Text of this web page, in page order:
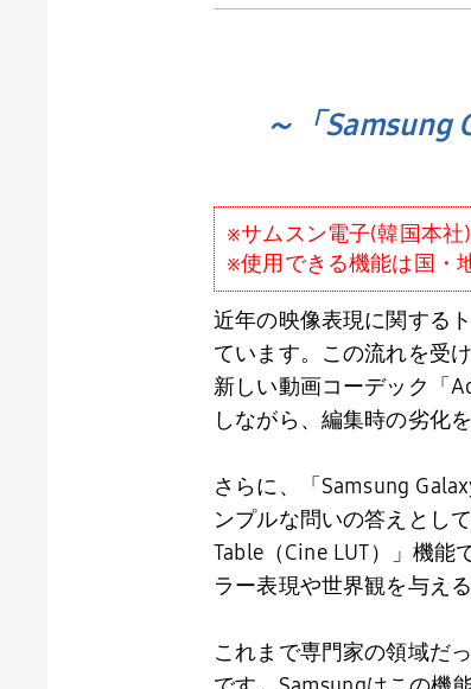
～「Samsung
※サムスン電子(韓国本社
※使用できる機能は国・
近年の映像表現に関する
ています。この流れを受
新しい動画コーデック「
しながら、編集時の劣化
さらに、「 Samsung
ンプルな問いの答えとし
Table（Cine LUT）」機能
ラー表現や世界観を与え
これまで専門家の領域だ